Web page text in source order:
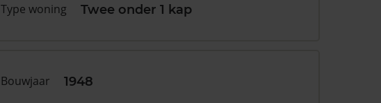
Type woning Twee onder 1 kap
Bouwjaar 1948